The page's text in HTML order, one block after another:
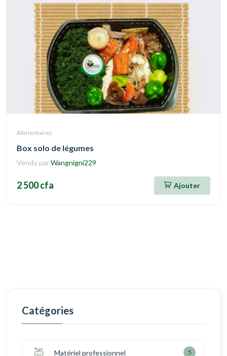
Alimentaires
Box solo de légumes
Vendu parWangnigni229
2 500 cfa Ajouter
Catégories
Matériel professionnel 5